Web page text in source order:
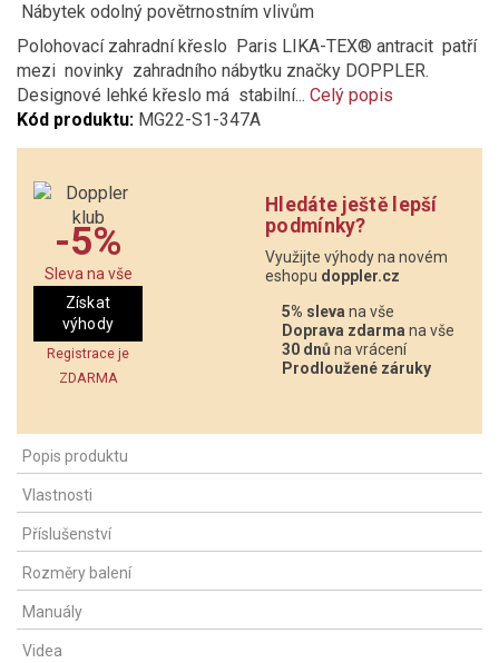
Nábytek odolný povětrnostním vlivům
Polohovací zahradní křeslo Paris LIKA-TEX® antracit patří
mezi novinky zahradního nábytku značky DOPPLER.
Designové lehké křeslo má stabilní... Celý popis
Kód produktu: MG22-S1-347A
-5%
Sleva na vše
Získat
výhody
Registrace je
ZDARMA
Hledáte ještě lepší
podmínky?
Využijte výhody na novém
eshopu doppler.cz
5% sleva na vše
Doprava zdarma na vše
30 dnů na vrácení
Prodloužené záruky
Popis produktu
Vlastnosti
Příslušenství
Rozměry balení
Manuály
Videa